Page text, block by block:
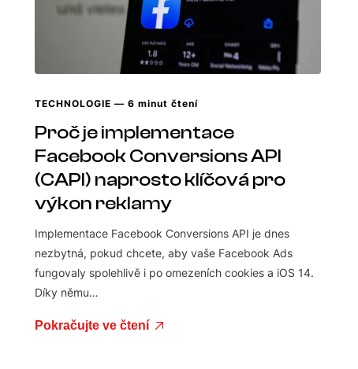
TECHNOLOGIE — 6 minut čtení
Proč je implementace
Facebook Conversions API
(CAPI) naprosto klíčová pro
výkon reklamy
Implementace Facebook Conversions API je dnes
nezbytná, pokud chcete, aby vaše Facebook Ads
fungovaly spolehlivě i po omezeních cookies a iOS 14.
Díky němu…
Pokračujte ve čtení